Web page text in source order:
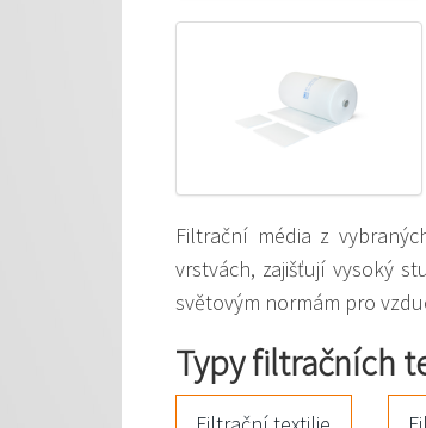
Filtrační média z
vrstvách, zajišťují vysoký
světovým normám pro
Typy filtračních